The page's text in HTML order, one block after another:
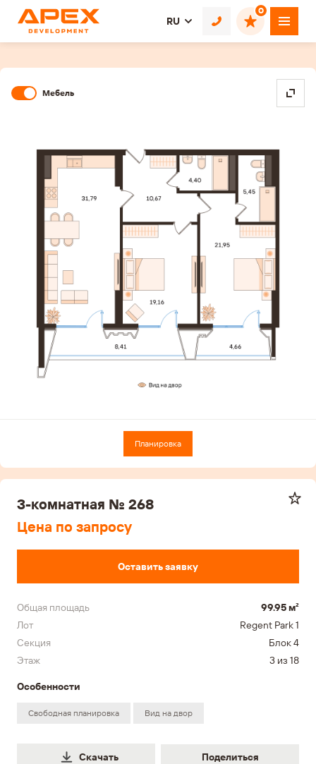
0
RU
Мебель
Планировка
3-комнатная № 268
Цена по запросу
Оставить заявку
Общая площадь
99.95 м²
Лот
Regent Park 1
Секция
Блок 4
Этаж
3 из 18
Особенности
Свободная планировка Вид на двор
Скачать Поделиться